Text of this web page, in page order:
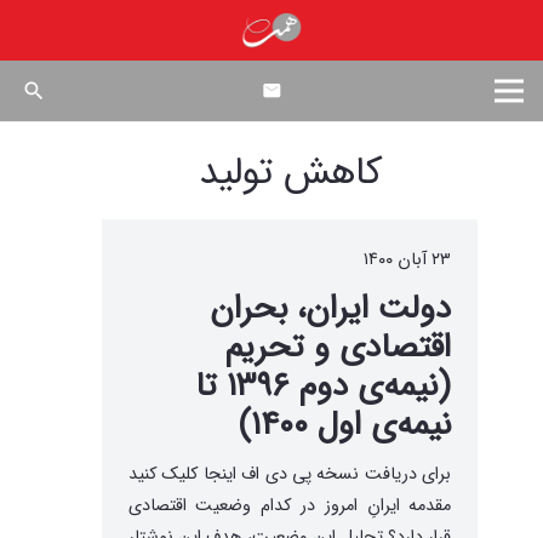
search
کاهش تولید
۲۳ آبان ۱۴۰۰
دولت ایران، بحران
اقتصادی و تحریم
(نیمه‌ی دوم ۱۳۹۶ تا
نیمه‌ی اول ۱۴۰۰)
برای دریافت نسخه پی دی اف اینجا کلیک کنید
مقدمه ایرانِ امروز در کدام وضعیت اقتصادی